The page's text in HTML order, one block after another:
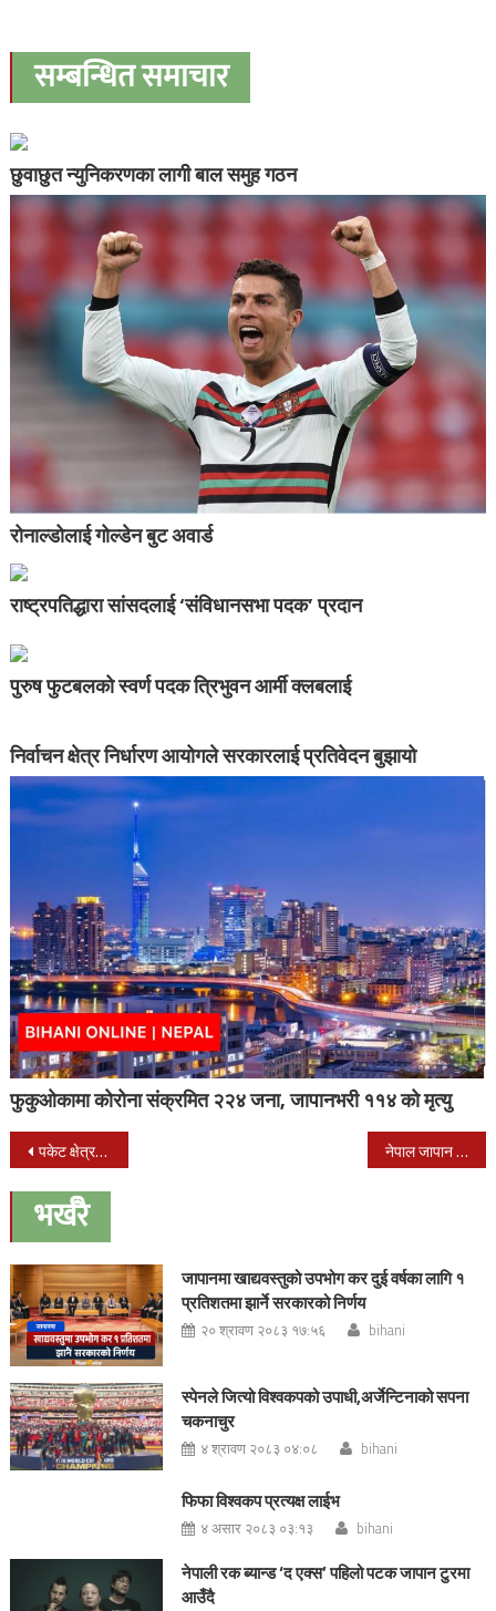
सम्बन्धित समाचार
छुवाछुत न्युनिकरणका लागी बाल समुह गठन
रोनाल्डोलाई गोल्डेन बुट अवार्ड
राष्ट्रपतिद्धारा सांसदलाई ‘संविधानसभा पदक’ प्रदान
पुरुष फुटबलको स्वर्ण पदक त्रिभुवन आर्मी क्लबलाई
निर्वाचन क्षेत्र निर्धारण आयोगले सरकारलाई प्रतिवेदन बुझायो
फुकुओकामा कोरोना संक्रमित २२४ जना, जापानभरी ११४ को मृत्यु
Post
navigation
पकेट क्षेत्रमा कृषि सामाग्री हस्तान्तरण नेपाल जापान फ्रेन्डसिप लायन्स क्लबको अधिवेशन सम्पन्न
भर्खरै
जापानमा खाद्यवस्तुको उपभोग कर दुई वर्षका लागि १
प्रतिशतमा झार्ने सरकारको निर्णय
२० श्रावण २०८३ १७:५६ bihani
स्पेनले जित्यो विश्वकपको उपाधी,अर्जेन्टिनाको सपना
चकनाचुर
४ श्रावण २०८३ ०४:०८ bihani
फिफा विश्वकप प्रत्यक्ष लाईभ
४ असार २०८३ ०३:१३ bihani
नेपाली रक ब्यान्ड ‘द एक्स’ पहिलो पटक जापान टुरमा
आउँदै